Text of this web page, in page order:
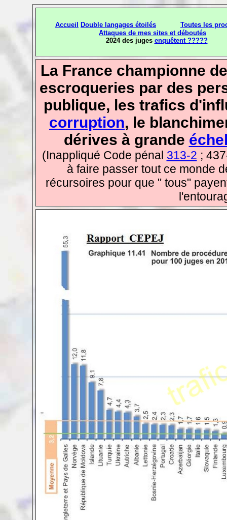
Accueil Double langages étoilés
Toutes les
Attaques de mes sites et déboutés
2024 des juges enquêtent ?????
La France championne
escroqueries par des
publique, les trafics
corruption, le
dérives à grande
(Inappliqué Code pénal 313-2 ;
à faire passer tout ce monde
récursoires pour que " tous"